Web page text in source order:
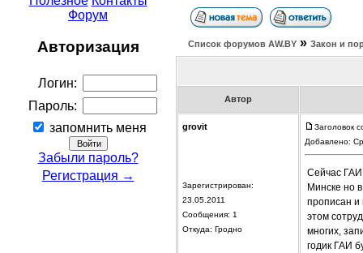
Форум
Авторизация
Логин:
Пароль:
запомнить меня
Забыли пароль?
Регистрация →
Список форумов АW.BY » Закон и
Автор
grovit
Зарегистрирован:
23.05.2011
Сообщения: 1
Откуда: Гродно
Заголовок
Добавлено:
Сейчас ГАИ
Минске но
прописан и
этом
многих,
годик ГАИ